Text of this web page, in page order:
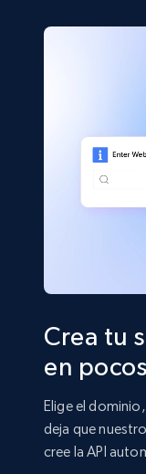
Crea tu
en
Elige el
deja que
cree la API